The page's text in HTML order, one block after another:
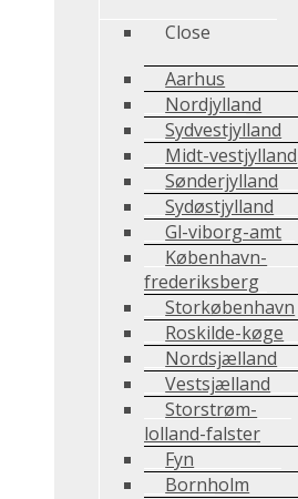
Close
Aarhus
Nordjylland
Sydvestjylland
Midt-vestjylland
Sønderjylland
Sydøstjylland
Gl-viborg-amt
København-
frederiksberg
Storkøbenhavn
Roskilde-køge
Nordsjælland
Vestsjælland
Storstrøm-
lolland-falster
Fyn
Bornholm